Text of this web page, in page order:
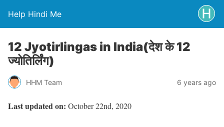
Help Hindi Me
12 Jyotirlingas in India(देश के 12
ज्योतिर्लिंग)
HHM Team 6 years ago
Last updated on: October 22nd, 2020